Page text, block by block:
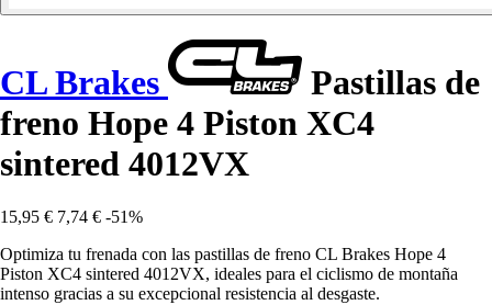
CL Brakes
Pastillas de
freno Hope 4 Piston XC4
sintered 4012VX
15,95 € 7,74 € -51%
Optimiza tu frenada con las pastillas de freno CL Brakes Hope 4
Piston XC4 sintered 4012VX, ideales para el ciclismo de montaña
intenso gracias a su excepcional resistencia al desgaste.